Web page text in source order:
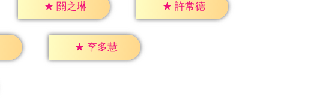
★ 關之琳 ★ 許常德
★ 李多慧